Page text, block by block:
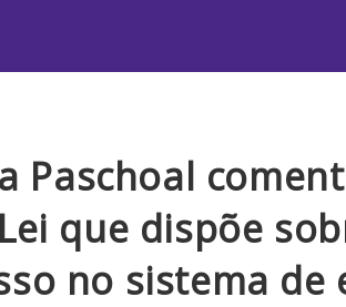
Paschoal
que dispõe
no sistema de